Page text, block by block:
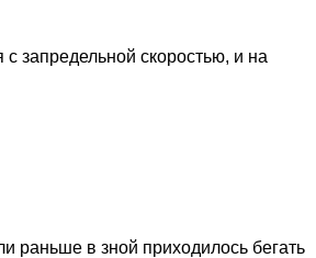
запредельной скоростью, и на
раньше в зной приходилось бегать